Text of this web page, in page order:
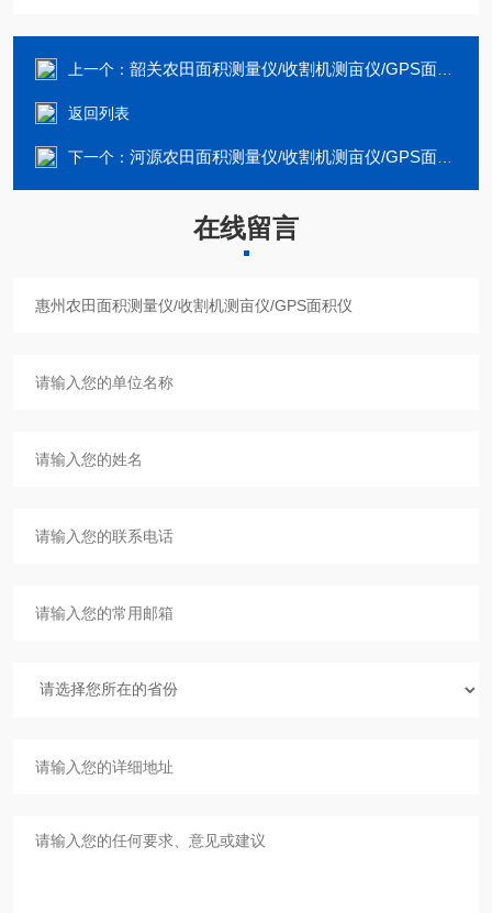
上一个： 韶关农田面积测量仪/收割机测亩仪/GPS面积仪
返回列表
下一个： 河源农田面积测量仪/收割机测亩仪/GPS面积仪
在线留言